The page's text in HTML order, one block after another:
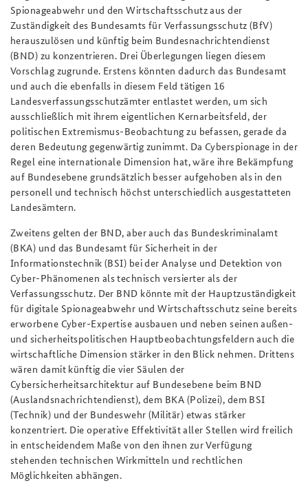
Spionageabwehr und den Wirtschaftsschutz aus der
Zuständigkeit des Bundesamts für Verfassungsschutz (BfV)
herauszulösen und künftig beim Bundesnachrichtendienst
(BND) zu konzentrieren. Drei Überlegungen liegen diesem
Vorschlag zugrunde. Erstens könnten dadurch das Bundesamt
und auch die ebenfalls in diesem Feld tätigen 16
Landesverfassungsschutzämter entlastet werden, um sich
ausschließlich mit ihrem eigentlichen Kernarbeitsfeld, der
politischen Extremismus-Beobachtung zu befassen, gerade da
deren Bedeutung gegenwärtig zunimmt. Da Cyberspionage in der
Regel eine internationale Dimension hat, wäre ihre Bekämpfung
auf Bundesebene grundsätzlich besser aufgehoben als in den
personell und technisch höchst unterschiedlich ausgestatteten
Landesämtern.
Zweitens gelten der BND, aber auch das Bundeskriminalamt
(BKA) und das Bundesamt für Sicherheit in der
Informationstechnik (BSI) bei der Analyse und Detektion von
Cyber-Phänomenen als technisch versierter als der
Verfassungsschutz. Der BND könnte mit der Hauptzuständigkeit
für digitale Spionageabwehr und Wirtschaftsschutz seine bereits
erworbene Cyber-Expertise ausbauen und neben seinen außen-
und sicherheitspolitischen Hauptbeobachtungsfeldern auch die
wirtschaftliche Dimension stärker in den Blick nehmen. Drittens
wären damit künftig die vier Säulen der
Cybersicherheitsarchitektur auf Bundesebene beim BND
(Auslandsnachrichtendienst), dem BKA (Polizei), dem BSI
(Technik) und der Bundeswehr (Militär) etwas stärker
konzentriert. Die operative Effektivität aller Stellen wird freilich
in entscheidendem Maße von den ihnen zur Verfügung
stehenden technischen Wirkmitteln und rechtlichen
Möglichkeiten abhängen.